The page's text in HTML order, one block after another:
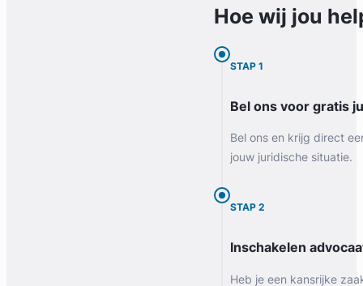
Hoe wij jou
STAP 1
Bel ons voor gratis
Bel ons en krijg direct
jouw juridische situatie.
STAP 2
Inschakelen
Heb je een kansrijke